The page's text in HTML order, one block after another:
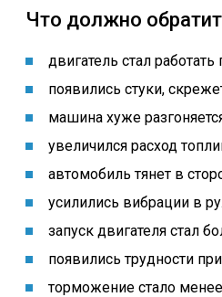
Что должно
двигатель стал
появились стуки,
машина хуже
увеличился расход
автомобиль тянет в
усилились вибрации в
запуск двигателя стал
появились трудности
торможение стало